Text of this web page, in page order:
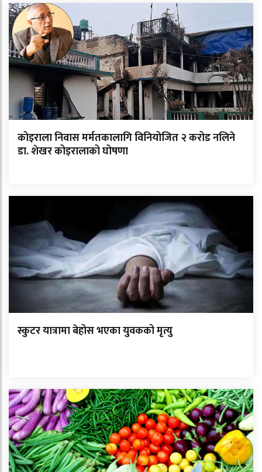
कोइराला निवास मर्मतकालागि विनियोजित २ करोड नलिने
डा. शेखर कोइरालाको घोषणा
स्कुटर यात्रामा बेहोस भएका युवकको मृत्यु